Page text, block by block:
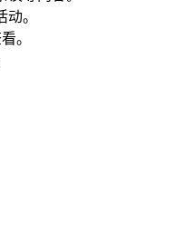
。
。